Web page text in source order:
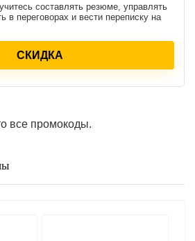
составлять резюме, управлять
в переговорах и вести переписку на
СКИДКА
все промокоды.